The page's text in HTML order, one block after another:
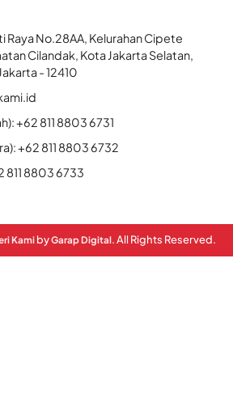
Raya No.28AA, Kelurahan Cipete
Cilandak, Kota Jakarta Selatan,
- 12410
+62 811 8803 6731
+62 811 8803 6732
811 8803 6733
Kami byGarap Digital. All Rights Reserved.